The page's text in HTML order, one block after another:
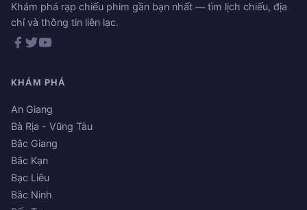
Khám phá rạp chiếu phim gần bạn nhất — tìm lịch chiếu, địa
chỉ và thông tin liên lạc.
KHÁM PHÁ
An Giang
Bà Rịa - Vũng Tàu
Bắc Giang
Bắc Kạn
Bạc Liêu
Bắc Ninh